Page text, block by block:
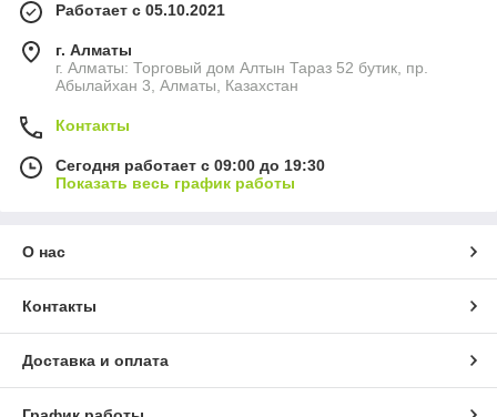
Работает с 05.10.2021
г. Алматы
г. Алматы: Торговый дом Алтын Тараз 52 бутик, пр.
Абылайхан 3, Алматы, Казахстан
Контакты
Сегодня работает с 09:00 до 19:30
Показать весь график работы
О нас
Контакты
Доставка и оплата